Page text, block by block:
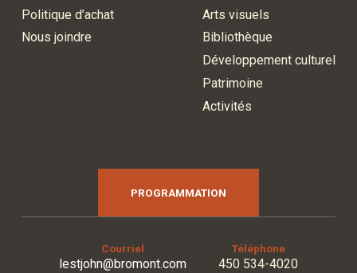
Politique d’achat
Nous joindre
Arts visuels
Bibliothèque
Développement culturel
Patrimoine
Activités
PROGRAMMATION
Courriel
lestjohn@bromont.com
Téléphone
450 534-4020